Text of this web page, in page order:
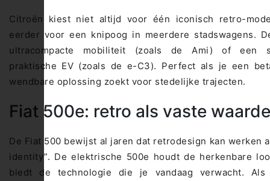
Citroën kiest niet altijd voor één iconisch retro-
eerder voor een knipoog in meerdere stadswagens.
ultracompacte mobiliteit (zoals de Ami) of een
praktische EV (zoals de e-C3). Perfect als je een
wendbare oplossing zoekt voor stedelijke trajecten.
Fiat 500e: retro als vaste waarde
De Fiat 500 bewijst al jaren dat retrodesign kan werken
identity”. De elektrische 500e houdt de herkenbare
biedt de technologie die je vandaag verwacht.